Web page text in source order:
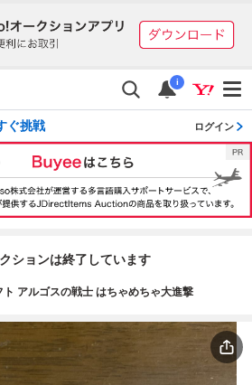
i
ぐ挑戦 ログイン
ションは終了しています
アルゴスの戦士 はちゃめちゃ大進撃